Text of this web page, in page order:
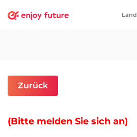
Land
Zurück
(Bitte melden Sie sich an)